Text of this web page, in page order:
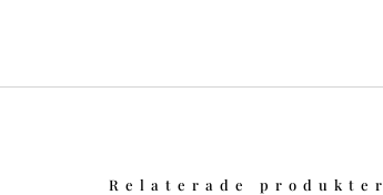
Relaterade produkter